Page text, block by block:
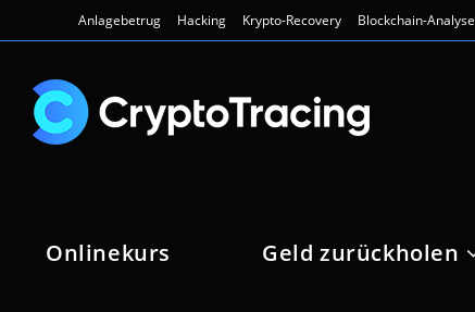
Inhalt
Anlagebetrug Hacking Krypto-Recovery Blockchain-Analyse
Onlinekurs Geld zurückholen